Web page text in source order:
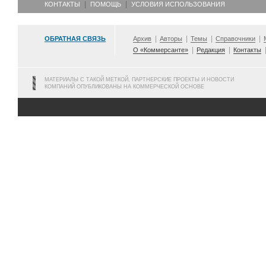
КОНТАКТЫ ПОМОЩЬ УСЛОВИЯ ИСПОЛЬЗОВАНИЯ
ОБРАТНАЯ СВЯЗЬ Архив Авторы Темы Справочники
О «Коммерсанте»
Редакция Контакты
МАТЕРИАЛЫ С ТАКОЙ МЕТКОЙ, ПАРТНЕРСКИЕ ПРОЕКТЫ И НОВОСТИ
КОМПАНИЙ ОПУБЛИКОВАНЫ НА КОММЕРЧЕСКОЙ ОСНОВЕ